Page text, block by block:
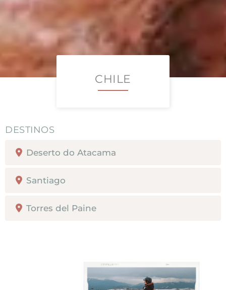
CHILE
Deserto do Atacama
Santiago
Torres del Paine